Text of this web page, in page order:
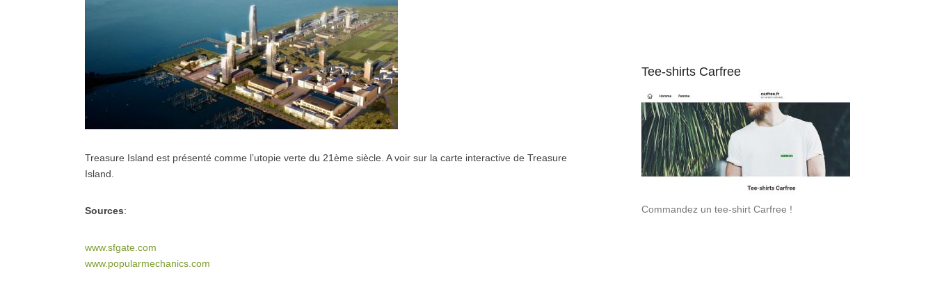
Treasure Island est présenté comme l’utopie verte du 21ème siècle. A voir sur la carte interactive de Treasure
Island.
Sources:
www.sfgate.com
www.popularmechanics.com
Tee-shirts Carfree
Commandez un tee-shirt Carfree !